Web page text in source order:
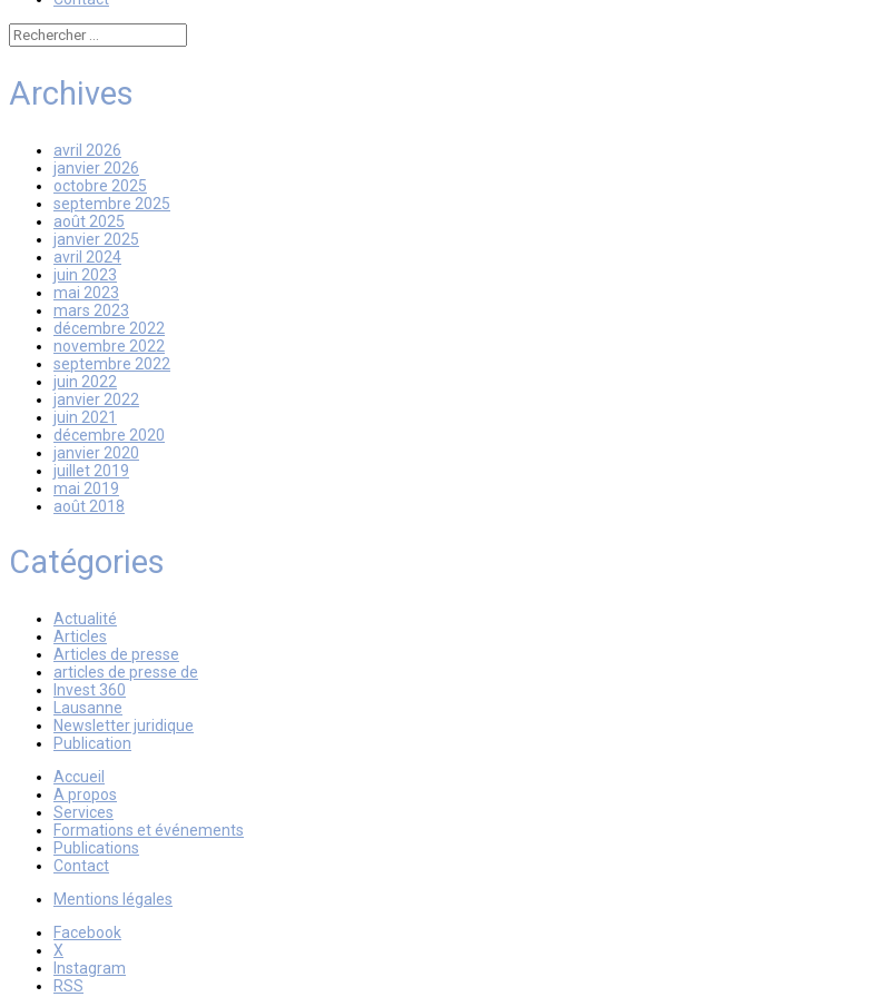
Archives
avril 2026
janvier 2026
octobre 2025
septembre 2025
août 2025
janvier 2025
avril 2024
juin 2023
mai 2023
mars 2023
décembre 2022
novembre 2022
septembre 2022
juin 2022
janvier 2022
juin 2021
décembre 2020
janvier 2020
juillet 2019
mai 2019
août 2018
Catégories
Actualité
Articles
Articles de presse
articles de presse de
Invest 360
Lausanne
Newsletter juridique
Publication
Accueil
A propos
Services
Formations et événements
Publications
Contact
Mentions légales
Facebook
X
Instagram
RSS